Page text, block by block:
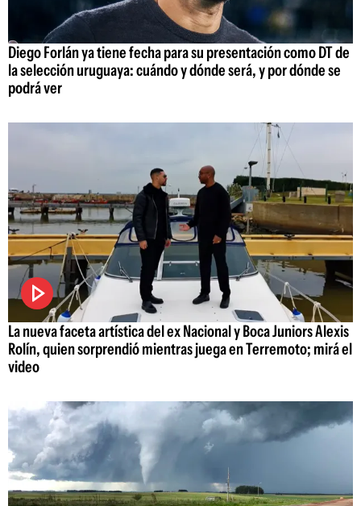
Diego Forlán ya tiene fecha para su presentación como DT de
la selección uruguaya: cuándo y dónde será, y por dónde se
podrá ver
La nueva faceta artística del ex Nacional y Boca Juniors Alexis
Rolín, quien sorprendió mientras juega en Terremoto; mirá el
video